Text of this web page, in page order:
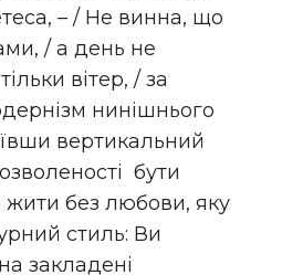
– / Не винна, що
/ а день не
вітер, / за
нинішнього
вертикальний
бути
без любови, яку
стиль: Ви
закладені